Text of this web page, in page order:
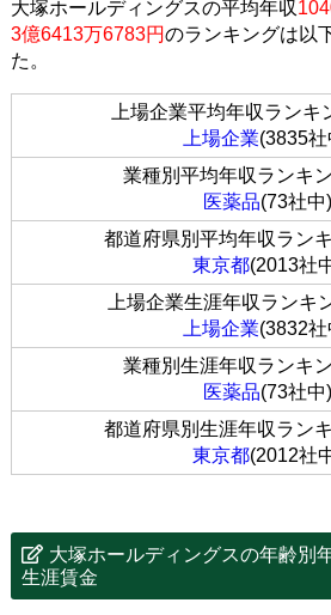
大塚ホールディングスの平均年収
3億6413万6783円のランキングは以
た。
上場企業平均年収ランキ
上場企業(3835社
業種別平均年収ランキン
医薬品(73社中)
都道府県別平均年収ランキ
東京都(2013社
上場企業生涯年収ランキ
上場企業(3832社
業種別生涯年収ランキン
医薬品(73社中)
都道府県別生涯年収ランキ
東京都(2012社
大塚ホールディングスの年齢別
生涯賃金